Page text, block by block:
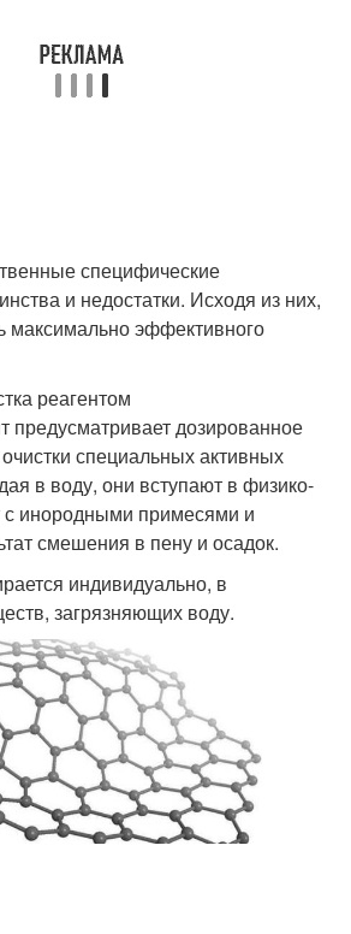
специфические
и недостатки. Исходя из них,
максимально эффективного
реагентом
предусматривает дозированное
специальных активных
в воду, они вступают в физико-
с инородными примесями и
смешения в пену и осадок.
индивидуально, в
загрязняющих воду.